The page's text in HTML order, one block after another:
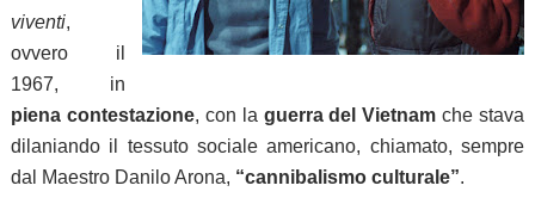
viventi,
ovvero il
1967, in
piena contestazione, con la guerra del Vietnam che stava
dilaniando il tessuto sociale americano, chiamato, sempre
dal Maestro Danilo Arona, “cannibalismo culturale”.